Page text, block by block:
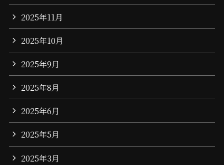
2025年11月
2025年10月
2025年9月
2025年8月
2025年6月
2025年5月
2025年3月